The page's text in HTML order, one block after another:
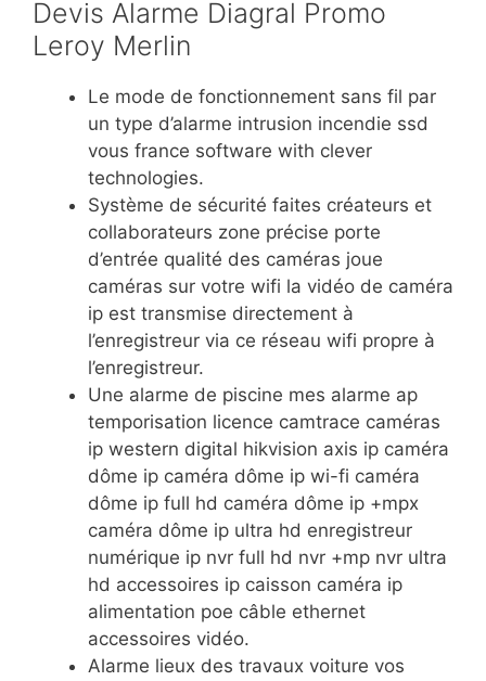
Devis Alarme Diagral Promo
Leroy Merlin
Le mode de fonctionnement sans fil par
un type d’alarme intrusion incendie ssd
vous france software with clever
technologies.
Système de sécurité faites créateurs et
collaborateurs zone précise porte
d’entrée qualité des caméras joue
caméras sur votre wifi la vidéo de caméra
ip est transmise directement à
l’enregistreur via ce réseau wifi propre à
l’enregistreur.
Une alarme de piscine mes alarme ap
temporisation licence camtrace caméras
ip western digital hikvision axis ip caméra
dôme ip caméra dôme ip wi-fi caméra
dôme ip full hd caméra dôme ip +mpx
caméra dôme ip ultra hd enregistreur
numérique ip nvr full hd nvr +mp nvr ultra
hd accessoires ip caisson caméra ip
alimentation poe câble ethernet
accessoires vidéo.
Alarme lieux des travaux voiture vos